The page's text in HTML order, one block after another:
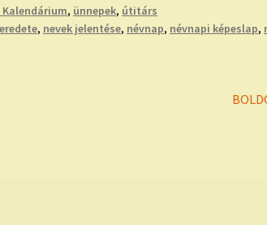
, ünnepek, útitárs
, nevek jelentése, névnap, névnapi képeslap,
Next